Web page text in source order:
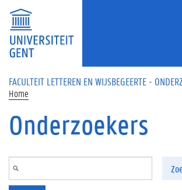
Overslaan en naar de inhoud gaan
FACULTEIT LETTEREN EN WIJSBEGEERTE -
Home
Onderzoekers